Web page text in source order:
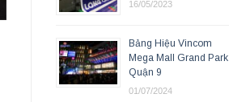
16/05/2023
Bảng Hiệu Vincom
Mega Mall Grand Park
Quận 9
01/07/2024